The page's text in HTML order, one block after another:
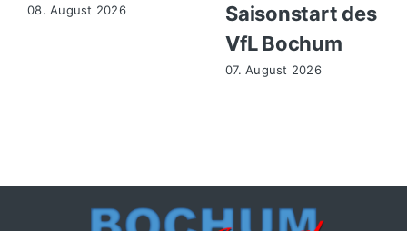
08. August 2026
Saisonstart des
VfL Bochum
07. August 2026